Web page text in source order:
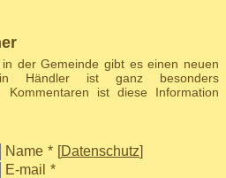
der Gemeinde gibt es einen neuen
Händler ist ganz besonders
Kommentaren ist diese Information
Name * [Datenschutz]
E-mail *